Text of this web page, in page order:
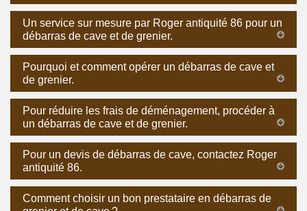
Un service sur mesure par Roger antiquité 86 pour un
débarras de cave et de grenier.
Pourquoi et comment opérer un débarras de cave et
de grenier.
Pour réduire les frais de déménagement, procéder à
un débarras de cave et de grenier.
Pour un devis de débarras de cave, contactez Roger
antiquité 86.
Comment choisir un bon prestataire en débarras de